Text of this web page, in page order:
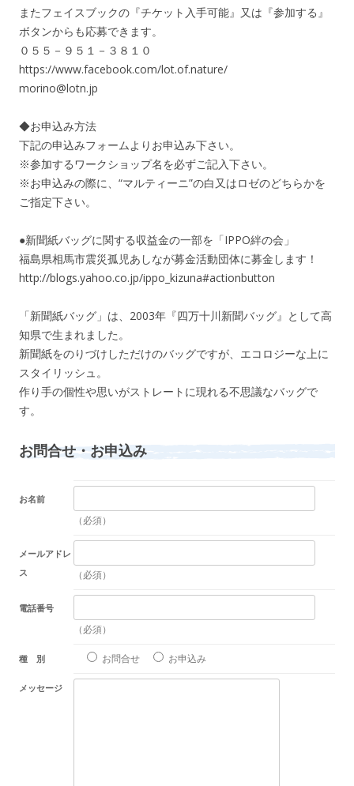
またフェイスブックの『チケット入手可能』又は『参加する』
ボタンからも応募できます。
０５５－９５１－３８１０
https://www.facebook.com/lot.of.nature/
morino@lotn.jp
◆お申込み方法
下記の申込みフォームよりお申込み下さい。
※参加するワークショップ名を必ずご記入下さい。
※お申込みの際に、“マルティーニ”の白又はロゼのどちらかを
ご指定下さい。
●新聞紙バッグに関する収益金の一部を「IPPO絆の会」
福島県相馬市震災孤児あしなが募金活動団体に募金します！
http://blogs.yahoo.co.jp/ippo_kizuna#actionbutton
「新聞紙バッグ」は、2003年『四万十川新聞バッグ』として高
知県で生まれました。
新聞紙をのりづけしただけのバッグですが、エコロジーな上に
スタイリッシュ。
作り手の個性や思いがストレートに現れる不思議なバッグで
す。
お問合せ・お申込み
お名前
（必須）
メールアドレ
ス
（必須）
電話番号
（必須）
種 別 お問合せ お申込み
メッセージ